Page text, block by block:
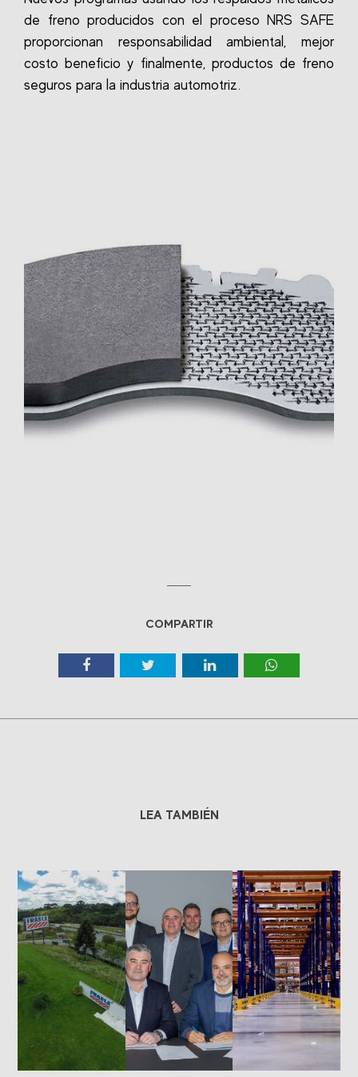
de freno producidos con el proceso NRS SAFE
proporcionan responsabilidad ambiental, mejor
costo beneficio y finalmente, productos de freno
seguros para la industria automotriz.
COMPARTIR
LEA TAMBIÉN